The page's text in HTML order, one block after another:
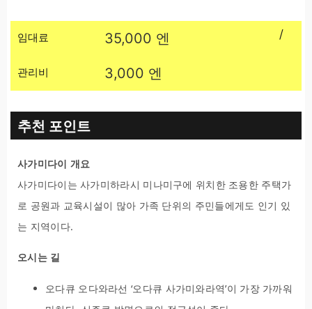
임대료 35,000 엔 /
관리비 3,000 엔
추천 포인트
사가미다이 개요
사가미다이는 사가미하라시 미나미구에 위치한 조용한 주택가
로 공원과 교육시설이 많아 가족 단위의 주민들에게도 인기 있
는 지역이다.
오시는 길
오다큐 오다와라선 ‘오다큐 사가미와라역’이 가장 가까워